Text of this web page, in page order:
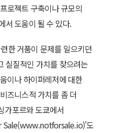
로젝트 구축이나 규모의
서 도움이 될 수 있다.
한 거품이 문제를 일으키던
실질적인 가치를 찾으려는
이나 하이퍼레저에 대한
즈니스적 가치를 좀 더
가포르와 도쿄에서
Sale(www.notforsale.io)’도